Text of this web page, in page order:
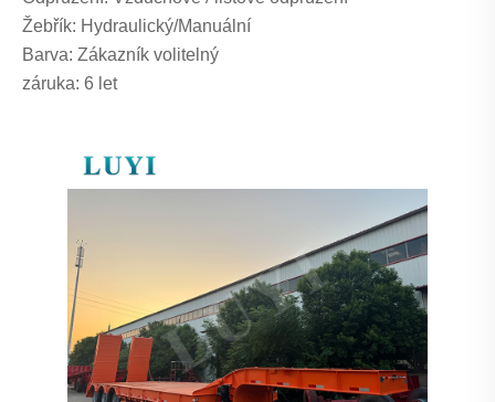
Žebřík: Hydraulický/Manuální
Barva: Zákazník volitelný
záruka: 6 let